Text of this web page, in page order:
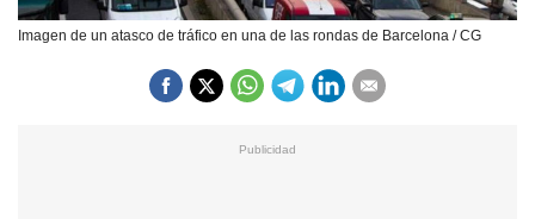
Imagen de un atasco de tráfico en una de las rondas de Barcelona / CG